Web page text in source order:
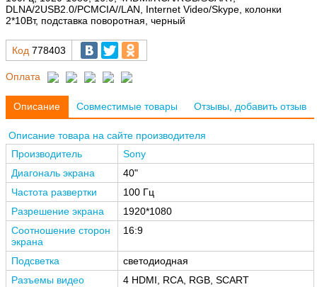
DLNA/2USB2.0/PCMCIA//LAN, Internet Video/Skype, колонки
2*10Вт, подставка поворотная, черный
Код 778403
Оплата
Описание Совместимые товары Отзывы, добавить отзыв
Описание товара на сайте производителя
Производитель
Sony
Диагональ экрана
40"
Частота развертки
100 Гц
Разрешение экрана
1920*1080
Соотношение сторон
экрана
16:9
Подсветка
светодиодная
Разъемы видео
4 HDMI, RCA, RGB, SCART